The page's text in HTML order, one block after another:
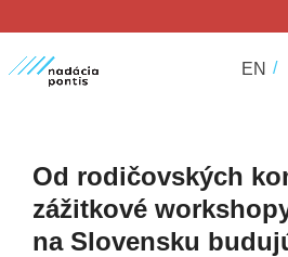
EN
Od rodičovských
zážitkové
na Slovensku